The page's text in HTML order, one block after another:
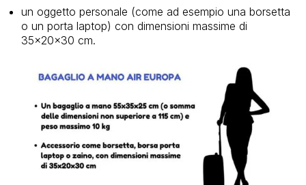
un oggetto personale (come ad esempio una borsetta
o un porta laptop) con dimensioni massime di
35x20x30 cm.